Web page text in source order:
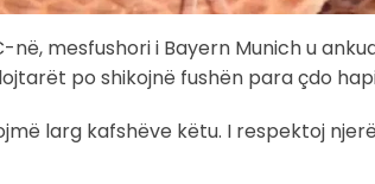
në, mesfushori i Bayern Munich u
po shikojnë fushën para çdo
larg kafshëve këtu. I respektoj